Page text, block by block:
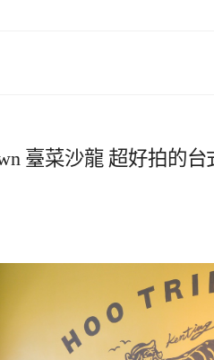
臺菜沙龍 超好拍的